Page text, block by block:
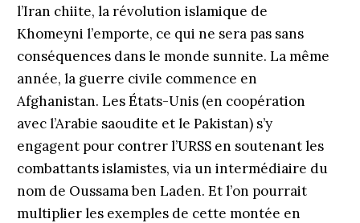
l’Iran chiite, la révolution islamique de
Khomeyni l’emporte, ce qui ne sera pas sans
conséquences dans le monde sunnite. La même
année, la guerre civile commence en
Afghanistan. Les États-Unis (en coopération
avec l’Arabie saoudite et le Pakistan) s’y
engagent pour contrer l’URSS en soutenant les
combattants islamistes, via un intermédiaire du
nom de Oussama ben Laden. Et l’on pourrait
multiplier les exemples de cette montée en